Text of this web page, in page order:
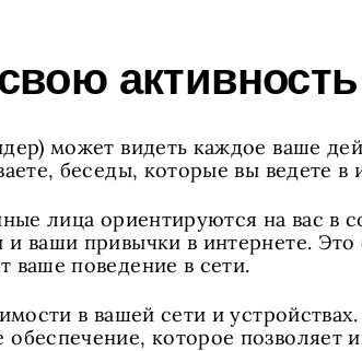
может видеть каждое ваше
беседы, которые вы ведете в
лица ориентируются на вас в
ваши привычки в интернете. Это
поведение в сети.
в вашей сети и
которое позволяет